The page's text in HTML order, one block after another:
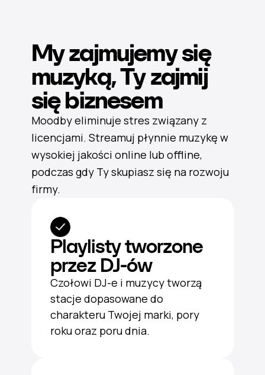
My zajmujemy się
muzyką, Ty zajmij
się biznesem
Moodby eliminuje stres związany z
licencjami. Streamuj płynnie muzykę w
wysokiej jakości online lub offline,
podczas gdy Ty skupiasz się na rozwoju
firmy.
Playlisty tworzone
przez DJ-ów
Czołowi DJ-e i muzycy tworzą
stacje dopasowane do
charakteru Twojej marki, pory
roku oraz poru dnia.